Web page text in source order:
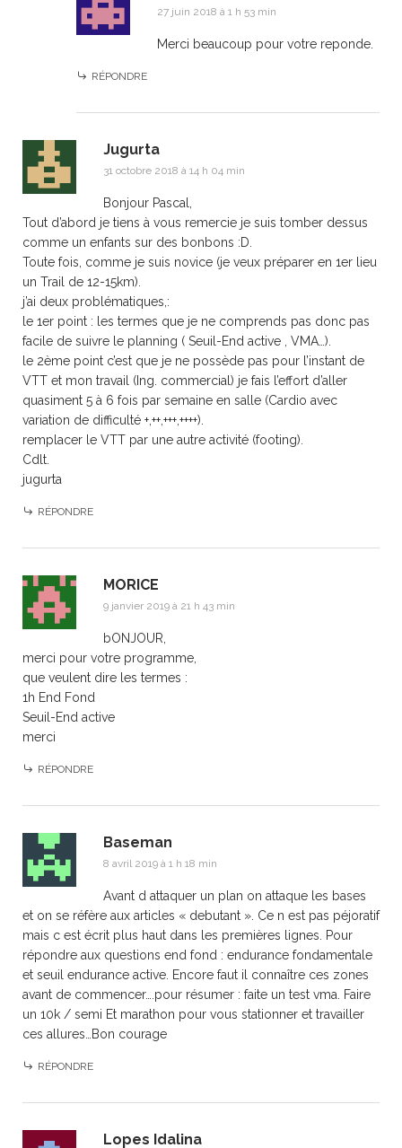
27 juin 2018 à 1 h 53 min
Merci beaucoup pour votre reponde.
RÉPONDRE
Jugurta
31 octobre 2018 à 14 h 04 min
Bonjour Pascal,
Tout d’abord je tiens à vous remercie je suis tomber dessus
comme un enfants sur des bonbons :D.
Toute fois, comme je suis novice (je veux préparer en 1er lieu
un Trail de 12-15km).
j’ai deux problématiques,:
le 1er point : les termes que je ne comprends pas donc pas
facile de suivre le planning ( Seuil-End active , VMA…).
le 2ème point c’est que je ne possède pas pour l’instant de
VTT et mon travail (Ing. commercial) je fais l’effort d’aller
quasiment 5 à 6 fois par semaine en salle (Cardio avec
variation de difficulté +,++,+++,++++).
remplacer le VTT par une autre activité (footing).
Cdlt.
jugurta
RÉPONDRE
MORICE
9 janvier 2019 à 21 h 43 min
bONJOUR,
merci pour votre programme,
que veulent dire les termes :
1h End Fond
Seuil-End active
merci
RÉPONDRE
Baseman
8 avril 2019 à 1 h 18 min
Avant d attaquer un plan on attaque les bases
et on se réfère aux articles « debutant ». Ce n est pas péjoratif
mais c est écrit plus haut dans les premières lignes. Pour
répondre aux questions end fond : endurance fondamentale
et seuil endurance active. Encore faut il connaître ces zones
avant de commencer….pour résumer : faite un test vma. Faire
un 10k / semi Et marathon pour vous stationner et travailler
ces allures…Bon courage
RÉPONDRE
Lopes Idalina